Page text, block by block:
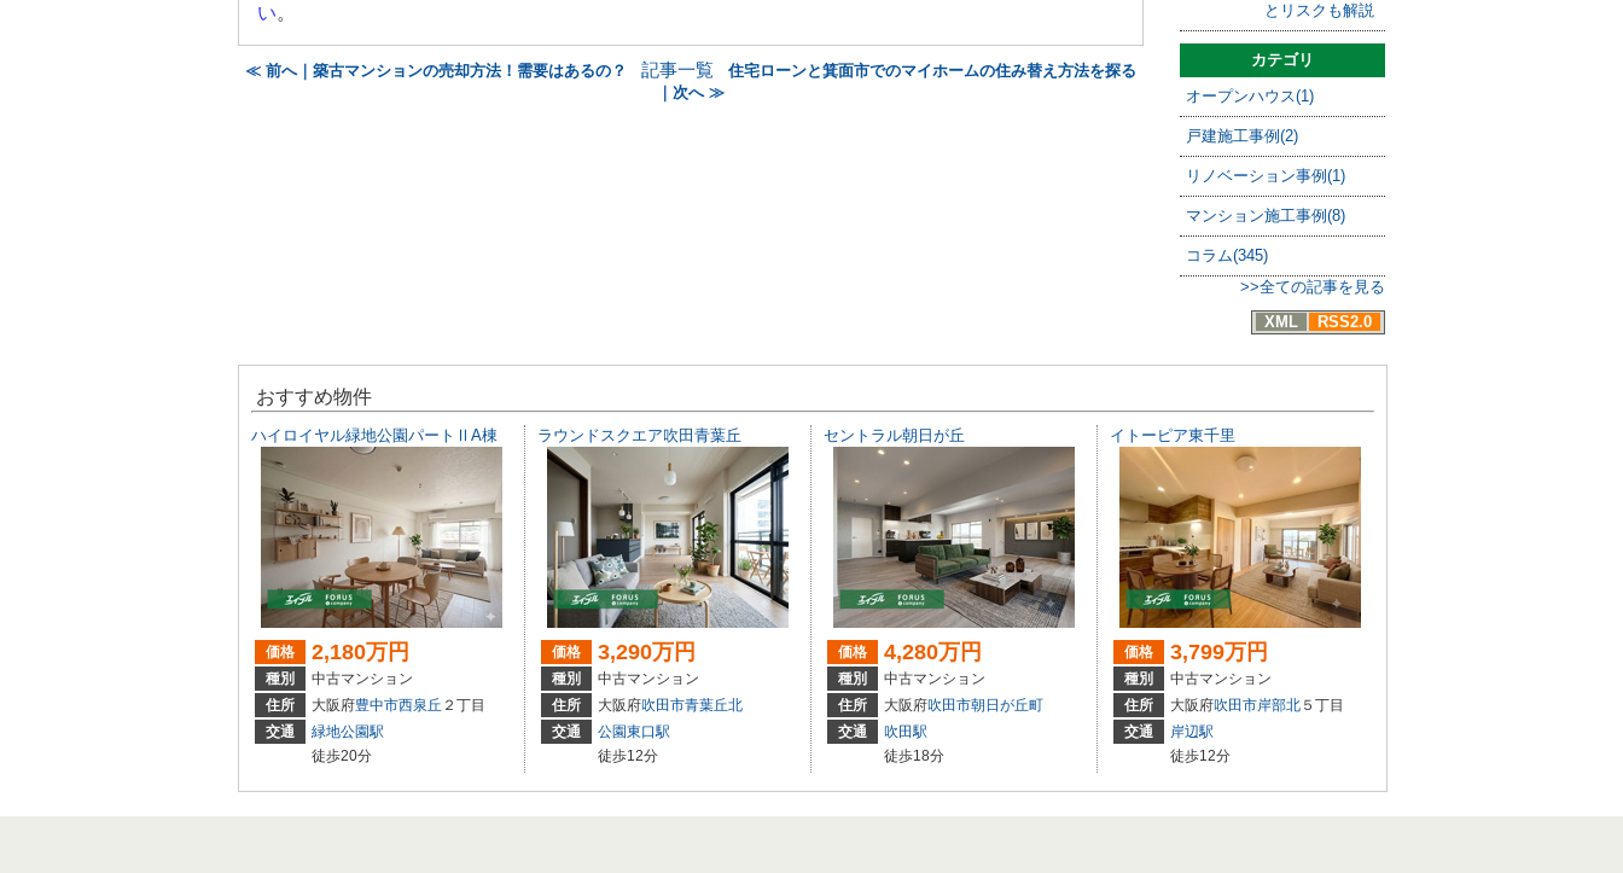
い。
≪ 前へ｜築古マンションの売却方法！需要はあるの？ 記事一覧
住宅ローンと箕面市でのマイホームの住み替え方法を探る
｜次へ ≫
とリスクも解説
カテゴリ
オープンハウス(1)
戸建施工事例(2)
リノベーション事例(1)
マンション施工事例(8)
コラム(345)
>>全ての記事を見る
XML
RSS2.0
おすすめ物件
ハイロイヤル緑地公園パートⅡA棟
価格 2,180万円
種別
中古マンション
住所
大阪府豊中市西泉丘 ２丁目
交通
緑地公園駅
徒歩20分
ラウンドスクエア吹田青葉丘
価格 3,290万円
種別
中古マンション
住所
大阪府吹田市青葉丘北
交通
公園東口駅
徒歩12分
セントラル朝日が丘
価格 4,280万円
種別
中古マンション
住所
大阪府吹田市朝日が丘町
交通
吹田駅
徒歩18分
イトーピア東千里
価格 3,799万円
種別
中古マンション
住所
大阪府吹田市岸部北 ５丁目
交通
岸辺駅
徒歩12分